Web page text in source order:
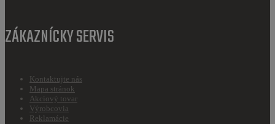
ZÁKAZNÍCKY SERVIS
Kontaktujte nás
Mapa stránok
Akciový tovar
Výrobcovia
Reklamácie